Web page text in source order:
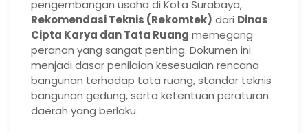
pengembangan usaha di Kota Surabaya,
Rekomendasi Teknis (Rekomtek) dari Dinas
Cipta Karya dan Tata Ruang memegang
peranan yang sangat penting. Dokumen ini
menjadi dasar penilaian kesesuaian rencana
bangunan terhadap tata ruang, standar teknis
bangunan gedung, serta ketentuan peraturan
daerah yang berlaku.